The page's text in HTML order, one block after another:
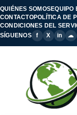
QUIÉNES SOMOSEQUIPO
CONTACTOPOLÍTICA DE
CONDICIONES DEL
SÍGUENOS
f X in ☁